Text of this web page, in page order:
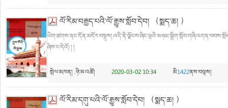
ལོ་རིམ་བརྒྱད་པའི་ལོ་རྒྱུས་སློབ་དེབ། （སྨད་ཆ། ）
ཡིག་ཚགས་ནང་དོན་མདོར་བསྡུས།
ཞེས་པ་དེའོ། ། །
སྤེལ་མཁན། .ཉི་མ་འཚོ། 2020-03-02 10:34 མི1422ནས་བལྟས།
ལོ་རིམ་དགུ་པའི་ལོ་རྒྱུས་སློབ་དེབ། （སྨད་ཆ། ）